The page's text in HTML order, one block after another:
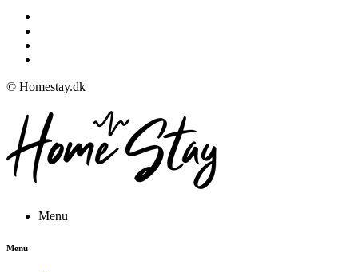
© Homestay.dk
Menu
Menu